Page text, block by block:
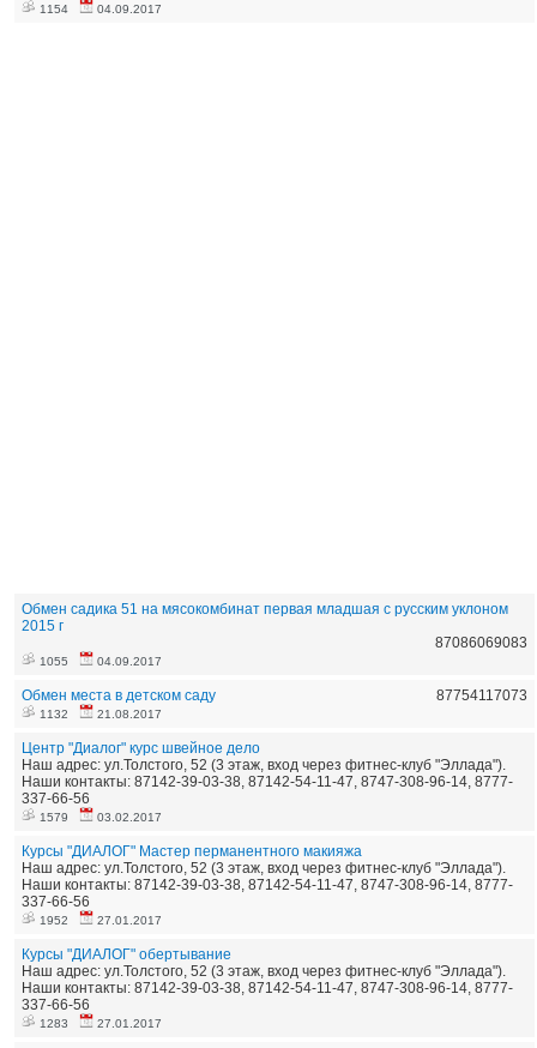
1154 04.09.2017
Обмен садика 51 на мясокомбинат первая младшая с русским уклоном
2015 г
87086069083
1055 04.09.2017
Обмен места в детском саду 87754117073
1132 21.08.2017
Центр "Диалог" курс швейное дело
Наш адрес: ул.Толстого, 52 (3 этаж, вход через фитнес-клуб "Эллада").
Наши контакты: 87142-39-03-38, 87142-54-11-47, 8747-308-96-14, 8777-
337-66-56
1579 03.02.2017
Курсы "ДИАЛОГ" Мастер перманентного макияжа
Наш адрес: ул.Толстого, 52 (3 этаж, вход через фитнес-клуб "Эллада").
Наши контакты: 87142-39-03-38, 87142-54-11-47, 8747-308-96-14, 8777-
337-66-56
1952 27.01.2017
Курсы "ДИАЛОГ" обертывание
Наш адрес: ул.Толстого, 52 (3 этаж, вход через фитнес-клуб "Эллада").
Наши контакты: 87142-39-03-38, 87142-54-11-47, 8747-308-96-14, 8777-
337-66-56
1283 27.01.2017